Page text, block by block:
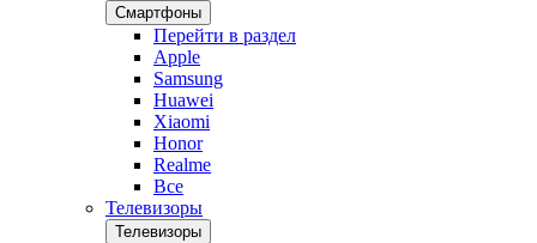
Смартфоны
Перейти в раздел
Apple
Samsung
Huawei
Xiaomi
Honor
Realme
Все
Телевизоры
Телевизоры